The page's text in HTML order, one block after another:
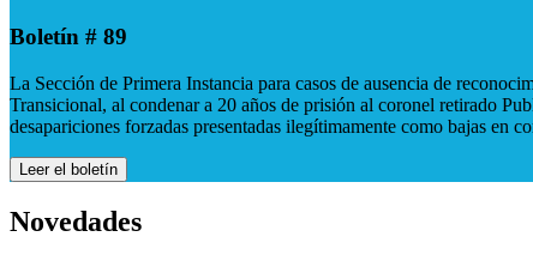
Boletín # 89
La Sección de Primera Instancia para casos de ausencia de
Transicional, al condenar a 20 años de prisión al coronel retirado
desapariciones forzadas presentadas ilegítimamente como bajas en
Leer el boletín
Novedades